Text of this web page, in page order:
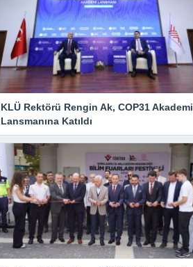
KLÜ Rektörü Rengin Ak, COP31 Akademi
Lansmanına Katıldı